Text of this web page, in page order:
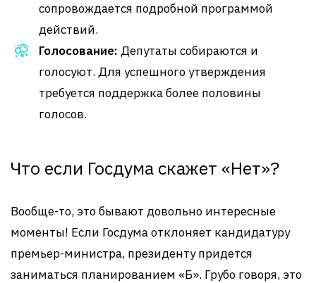
сопровождается подробной программой
действий.
Голосование: Депутаты собираются и
голосуют. Для успешного утверждения
требуется поддержка более половины
голосов.
Что если Госдума скажет «Нет»?
Вообще-то, это бывают довольно интересные
моменты! Если Госдума отклоняет кандидатуру
премьер-министра, президенту придется
заниматься планированием «Б». Грубо говоря, это